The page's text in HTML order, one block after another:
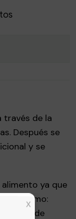
través de la
Después se
y se
ya que
como:
de